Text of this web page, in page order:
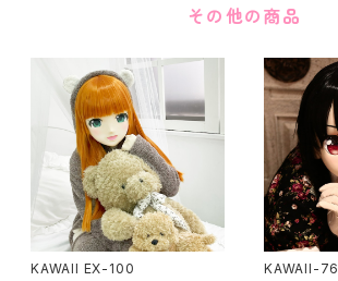
その他の商品
KAWAII EX-100 KAWAII-76